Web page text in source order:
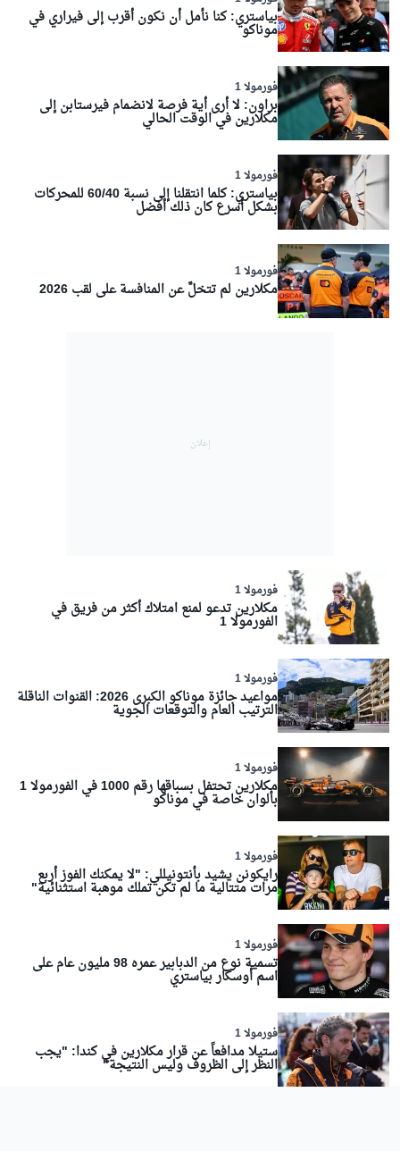
بياستري: كنا نأمل أن نكون أقرب إلى فيراري في
موناكو
فورمولا 1
براون: لا أرى أية فرصة لانضمام فيرستابن إلى
مكلارين في الوقت الحالي
فورمولا 1
بياستري: كلما انتقلنا إلى نسبة 60/40 للمحركات
بشكل أسرع كان ذلك أفضل
فورمولا 1
مكلارين لم تتخلَّ عن المنافسة على لقب 2026
فورمولا 1
مكلارين تدعو لمنع امتلاك أكثر من فريق في
الفورمولا 1
فورمولا 1
مواعيد جائزة موناكو الكبرى 2026: القنوات الناقلة
الترتيب العام والتوقعات الجوية
فورمولا 1
مكلارين تحتفل بسباقها رقم 1000 في الفورمولا 1
بألوان خاصة في موناكو
فورمولا 1
رايكونن يشيد بأنتونيللي: "لا يمكنك الفوز أربع
مرات متتالية ما لم تكن تملك موهبة استثنائية"
فورمولا 1
تسمية نوع من الدبابير عمره 98 مليون عام على
اسم أوسكار بياستري
فورمولا 1
ستيلا مدافعاً عن قرار مكلارين في كندا: "يجب
النظر إلى الظروف وليس النتيجة"